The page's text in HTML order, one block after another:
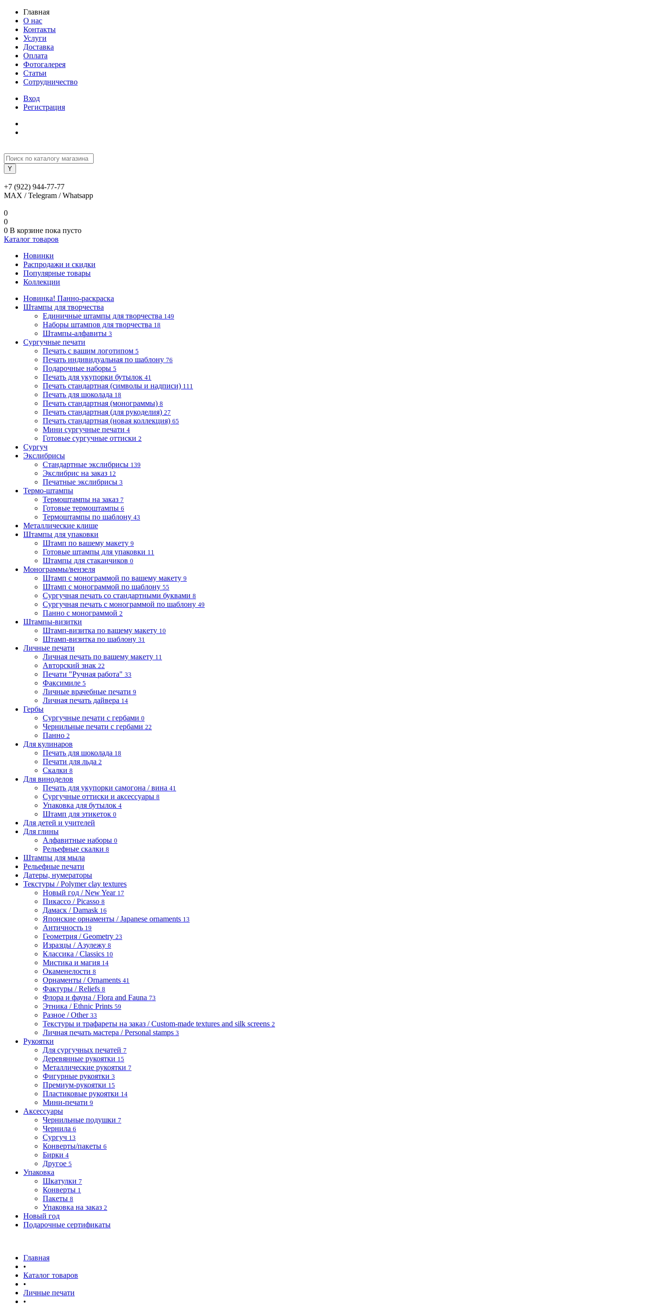
Главная
О нас
Контакты
Услуги
Доставка
Оплата
Фотогалерея
Статьи
Сотрудничество
Вход
Регистрация
+7 (922) 944-77-77
MAX / Telegram / Whatsapp
0
0
0 В корзине пока пусто
Каталог товаров
Новинки
Распродажи и скидки
Популярные товары
Коллекции
Новинка! Панно-раскраска
Штампы для творчества
Единичные штампы для творчества 149
Наборы штампов для творчества 18
Штампы-алфавиты 3
Сургучные печати
Печать с вашим логотипом 5
Печать индивидуальная по шаблону 76
Подарочные наборы 5
Печать для укупорки бутылок 41
Печать стандартная (символы и надписи) 111
Печать для шоколада 18
Печать стандартная (монограммы) 8
Печать стандартная (для рукоделия) 27
Печать стандартная (новая коллекция) 65
Мини сургучные печати 4
Готовые сургучные оттиски 2
Сургуч
Экслибрисы
Стандартные экслибрисы 139
Экслибрис на заказ 12
Печатные экслибрисы 3
Термо-штампы
Термоштампы на заказ 7
Готовые термоштампы 6
Термоштампы по шаблону 43
Металлические клише
Штампы для упаковки
Штамп по вашему макету 9
Готовые штампы для упаковки 11
Штампы для стаканчиков 0
Монограммы/вензеля
Штамп с монограммой по вашему макету 9
Штамп с монограммой по шаблону 55
Сургучная печать со стандартными буквами 8
Сургучная печать с монограммой по шаблону 49
Панно с монограммой 2
Штампы-визитки
Штамп-визитка по вашему макету 10
Штамп-визитка по шаблону 31
Личные печати
Личная печать по вашему макету 11
Авторский знак 22
Печати "Ручная работа" 33
Факсимиле 5
Личные врачебные печати 9
Личная печать дайвера 14
Гербы
Сургучные печати с гербами 0
Чернильные печати с гербами 22
Панно 2
Для кулинаров
Печать для шоколада 18
Печати для льда 2
Скалки 8
Для виноделов
Печать для укупорки самогона / вина 41
Сургучные оттиски и аксессуары 8
Упаковка для бутылок 4
Штамп для этикеток 0
Для детей и учителей
Для глины
Алфавитные наборы 0
Рельефные скалки 8
Штампы для мыла
Рельефные печати
Датеры, нумераторы
Текстуры / Polymer clay textures
Новый год / New Year 17
Пикассо / Picasso 8
Дамаск / Damask 16
Японские орнаменты / Japanese ornaments 13
Античность 19
Геометрия / Geometry 23
Изразцы / Азулежу 8
Классика / Classics 10
Мистика и магия 14
Окаменелости 8
Орнаменты / Ornaments 41
Фактуры / Reliefs 8
Флора и фауна / Flora and Fauna 73
Этника / Ethnic Prints 59
Разное / Other 33
Текстуры и трафареты на заказ / Custom-made textures and silk screens 2
Личная печать мастера / Personal stamps 3
Рукоятки
Для сургучных печатей 7
Деревянные рукоятки 15
Металлические рукоятки 7
Фигурные рукоятки 3
Премиум-рукоятки 15
Пластиковые рукоятки 14
Мини-печати 9
Аксессуары
Чернильные подушки 7
Чернила 6
Сургуч 13
Конверты/пакеты 6
Бирки 4
Другое 5
Упаковка
Шкатулки 7
Конверты 1
Пакеты 8
Упаковка на заказ 2
Новый год
Подарочные сертификаты
Главная
•
Каталог товаров
•
Личные печати
•